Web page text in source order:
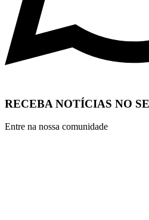
RECEBA NOTÍCIAS NO
Entre na nossa comunidade